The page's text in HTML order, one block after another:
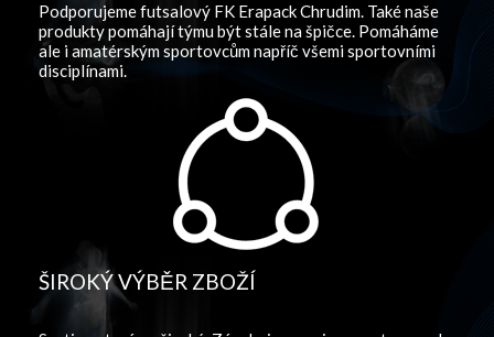
Podporujeme futsalový FK Erapack Chrudim. Také naše
produkty pomáhají týmu být stále na špičce. Pomáháme
ale i amatérským sportovcům napříč všemi sportovními
disciplínami.
ŠIROKÝ VÝBĚR ZBOŽÍ